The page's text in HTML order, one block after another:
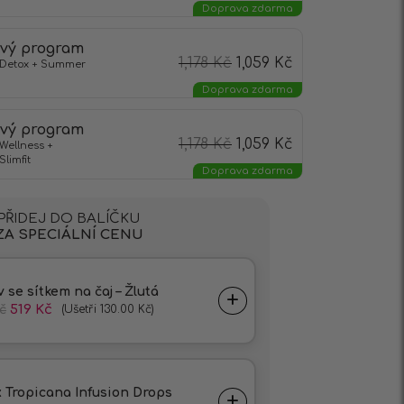
Doprava zdarma
program
+ Summer 1,178Kč 1,059 Kč
Doprava zdarma
program
+
1,178Kč 1,059 Kč
Doprava zdarma